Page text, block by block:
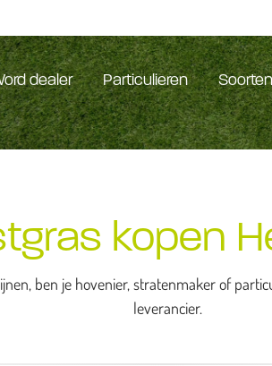
dealer Particulieren
kopen
ben je hovenier, stratenmaker of
leverancier.